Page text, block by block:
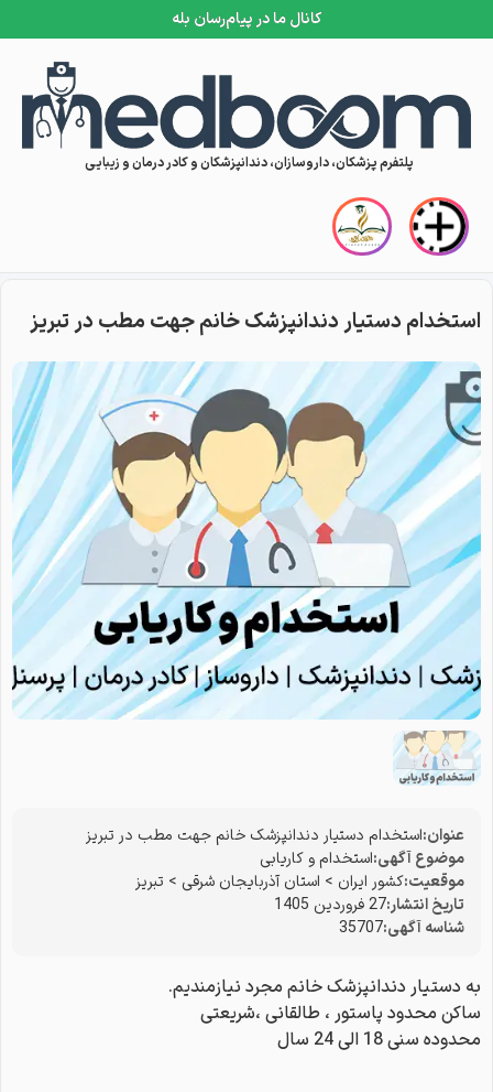
کانال ما در پیام‌رسان بله
Skip to content
پلتفرم پزشکان، داروسازان، دندانپزشکان و کادر درمان و زیبایی
استخدام دستیار دندانپزشک خانم جهت مطب در تبریز
عنوان:استخدام دستیار دندانپزشک خانم جهت مطب در تبریز
موضوع آگهی:استخدام و کاریابی
موقعیت:کشور ایران > استان آذربایجان شرقی > تبریز
تاریخ انتشار:27 فروردین 1405
شناسه آگهی:35707
به دستیار دندانپزشک خانم مجرد نیازمندیم.
ساکن محدود پاستور ، طالقانی ،شریعتی
محدوده سنی 18 الی 24 سال